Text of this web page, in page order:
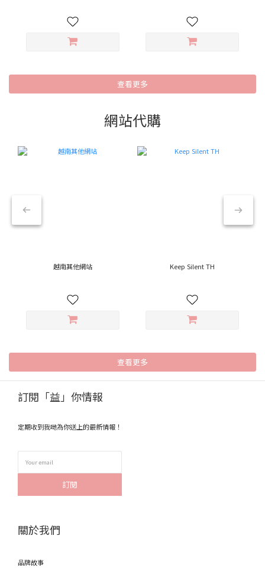
查看更多
網站代購
越南其他網站 Keep Silent TH
查看更多
訂閱「益」你情報
定期收到我哋為你送上的最新情報！
訂閱
關於我們
品牌故事